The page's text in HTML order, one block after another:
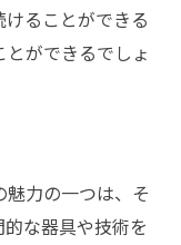
ることができる
ができるでしょ
力の一つは、そ
な器具や技術を